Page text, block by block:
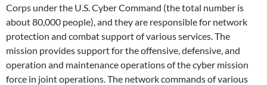
Corps under the U.S. Cyber Command (the total number is
about 80,000 people), and they are responsible for network
protection and combat support of various services. The
mission provides support for the offensive, defensive, and
operation and maintenance operations of the cyber mission
force in joint operations. The network commands of various